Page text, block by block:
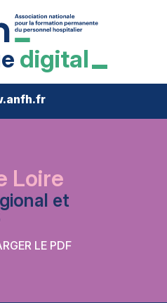
digital
Loire
et
LE PDF